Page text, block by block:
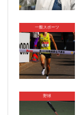
一般スポーツ
野球